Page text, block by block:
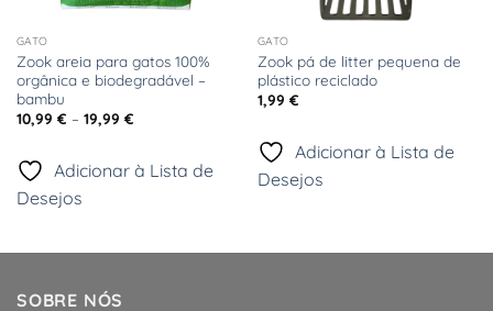
GATO
Zook areia para gatos 100%
orgânica e biodegradável –
bambu
10,99 € – 19,99 €Price
19,99 €
Adicionar à Lista de
Desejos
GATO
Zook pá de litter pequena de
plástico reciclado
1,99 €
Adicionar à Lista de
Desejos
SOBRE NÓS